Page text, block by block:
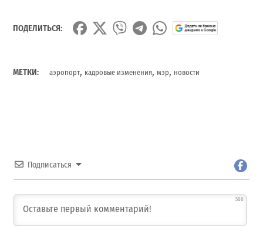
ПОДЕЛИТЬСЯ:
МЕТКИ: аэропорт, кадровые изменения,мэр, новости
Подписаться
500